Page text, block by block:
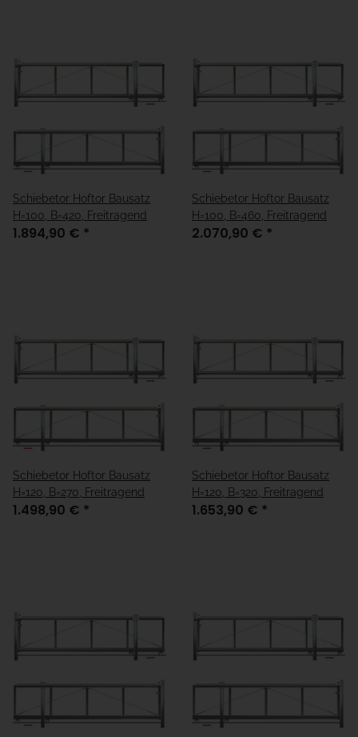
Schiebetor Hoftor Bausatz
H=100, B=420, Freitragend
1.894,90 € *
Schiebetor Hoftor Bausatz
H=100, B=460, Freitragend
2.070,90 € *
Schiebetor Hoftor Bausatz
H=120, B=270, Freitragend
1.498,90 € *
Schiebetor Hoftor Bausatz
H=120, B=320, Freitragend
1.653,90 € *